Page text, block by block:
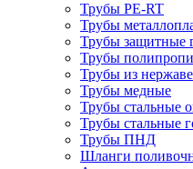
Трубы PE-RT
Трубы
Трубы защитные
Трубы
Трубы из
Трубы медные
Трубы стальные
Трубы стальные
Трубы ПНД
Шланги